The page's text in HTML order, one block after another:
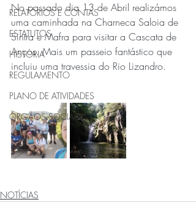
RELATÓRIOS E CONTAS
ESTATUTOS
HISTÓRIA
REGULAMENTO
PLANO DE ATIVIDADES
ÓRGÃOS SOCIAIS
No passado dia 13 de Abril realizámos
uma caminhada na Charneca Saloia de
Sintra e Mafra para visitar a Cascata de
Anços. Mais um passeio fantástico que
incluiu uma travessia do Rio Lizandro.
NOTÍCIAS